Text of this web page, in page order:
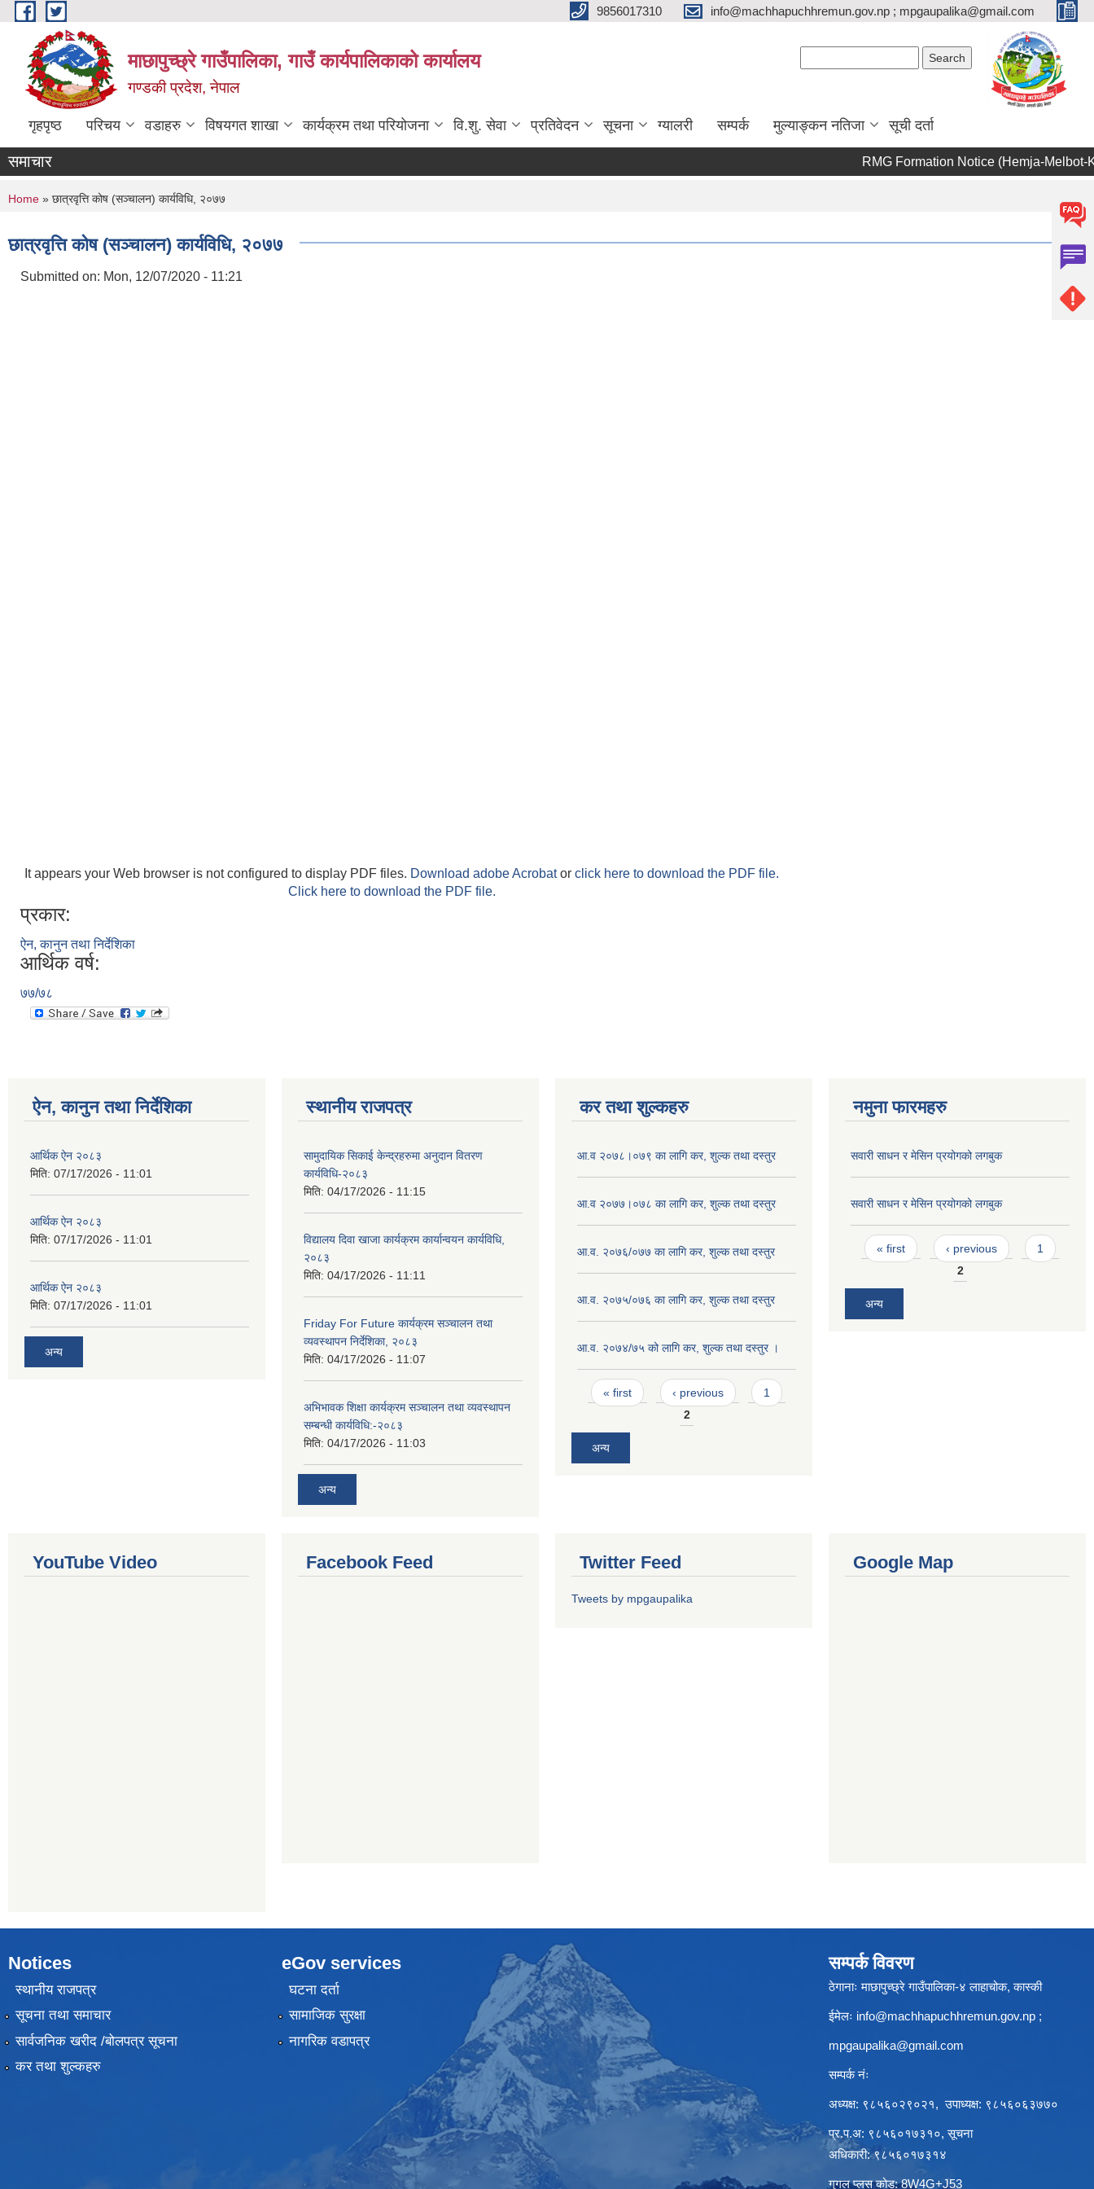
Skip to main content 9856017310 info@machhapuchhremun.gov.np ; mpgaupalika@gmail.com
माछापुच्छ्रे गाउँपालिका, गाउँ कार्यपालिकाको कार्यालय
गण्डकी प्रदेश, नेपाल
गृहपृष्ठ परिचय वडाहरु विषयगत शाखा कार्यक्रम तथा परियोजना वि.शु. सेवा प्रतिवेदन सूचना ग्यालरी सम्पर्क मुल्याङ्कन नतिजा सूची दर्ता
समाचार RMG Formation Notice (Hemja-Melbot-
You are here
Home » छात्रवृत्ति कोष (सञ्चालन) कार्यविधि, २०७७
छात्रवृत्ति कोष (सञ्चालन) कार्यविधि, २०७७
Submitted on: Mon, 12/07/2020 - 11:21
It appears your Web browser is not configured to display PDF files. Download adobe Acrobator click here to download the PDF file.
Click here to download the PDF file.
प्रकार:
ऐन, कानुन तथा निर्देशिका
आर्थिक वर्ष:
७७/७८
ऐन, कानुन तथा निर्देशिका
आर्थिक ऐन २०८३
मिति: 07/17/2026 - 11:01
आर्थिक ऐन २०८३
मिति: 07/17/2026 - 11:01
आर्थिक ऐन २०८३
मिति: 07/17/2026 - 11:01
अन्य
स्थानीय राजपत्र
सामुदायिक सिकाई केन्द्रहरुमा अनुदान वितरण
कार्यविधि-२०८३
मिति: 04/17/2026 - 11:15
विद्यालय दिवा खाजा कार्यक्रम कार्यान्वयन कार्यविधि,
२०८३
मिति: 04/17/2026 - 11:11
Friday For Future कार्यक्रम सञ्चालन तथा
व्यवस्थापन निर्देशिका, २०८३
मिति: 04/17/2026 - 11:07
अभिभावक शिक्षा कार्यक्रम सञ्चालन तथा व्यवस्थापन
सम्बन्धी कार्यविधि:-२०८३
मिति: 04/17/2026 - 11:03
अन्य
कर तथा शुल्कहरु
आ.व २०७८।०७९ का लागि कर, शुल्क तथा दस्तुर
आ.व २०७७।०७८ का लागि कर, शुल्क तथा दस्तुर
आ.व. २०७६/०७७ का लागि कर, शुल्क तथा दस्तुर
आ.व. २०७५/०७६ का लागि कर, शुल्क तथा दस्तुर
आ.व. २०७४/७५ को लागि कर, शुल्क तथा दस्तुर ।
Pages
« first ‹ previous
1
2
अन्य
नमुना फारमहरु
सवारी साधन र मेसिन प्रयोगको लगबुक
सवारी साधन र मेसिन प्रयोगको लगबुक
Pages
« first ‹ previous
1
2
अन्य
YouTube Video Facebook Feed Twitter Feed
Tweets by mpgaupalika
Google Map
Notices
स्थानीय राजपत्र
सूचना तथा समाचार
सार्वजनिक खरीद /बोलपत्र सूचना
कर तथा शुल्कहरु
eGov services
घटना दर्ता
सामाजिक सुरक्षा
नागरिक वडापत्र
सम्पर्क विवरण
ठेगानाः माछापुच्छ्रे गाउँपालिका-४ लाहाचोक, कास्की
ईमेलः info@machhapuchhremun.gov.np ;
mpgaupalika@gmail.com
सम्पर्क नंः
अध्यक्ष: ९८५६०२९०२१, उपाध्यक्ष: ९८५६०६३७७०
प्र.प.अ: ९८५६०१७३१०, सूचना
अधिकारी: ९८५६०१७३१४
गुगल प्लस कोड: 8W4G+J53